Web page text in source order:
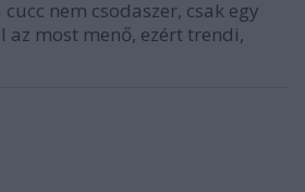
nem csodaszer, csak egy
az most menő, ezért trendi,